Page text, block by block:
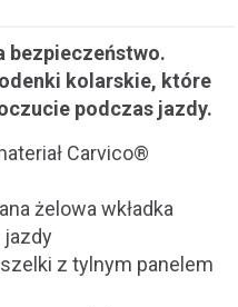
bezpieczeństwo.
kolarskie, które
podczas jazdy.
Carvico®
żelowa wkładka
jazdy
z tylnym panelem